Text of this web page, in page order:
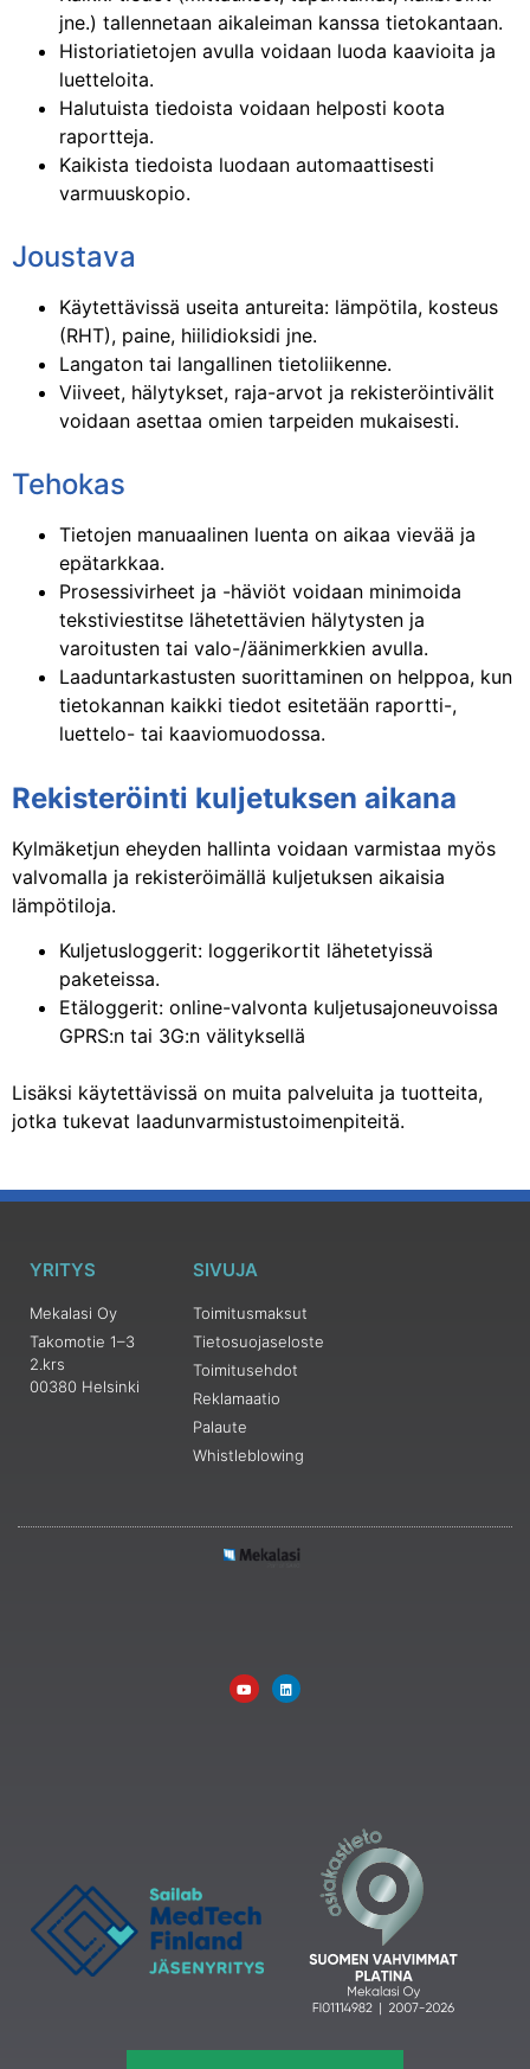
jne.) tallennetaan aikaleiman kanssa tietokantaan.
Historiatietojen avulla voidaan luoda kaavioita ja
luetteloita.
Halutuista tiedoista voidaan helposti koota
raportteja.
Kaikista tiedoista luodaan automaattisesti
varmuuskopio.
Joustava
Käytettävissä useita antureita: lämpötila, kosteus
(RHT), paine, hiilidioksidi jne.
Langaton tai langallinen tietoliikenne.
Viiveet, hälytykset, raja-arvot ja rekisteröintivälit
voidaan asettaa omien tarpeiden mukaisesti.
Tehokas
Tietojen manuaalinen luenta on aikaa vievää ja
epätarkkaa.
Prosessivirheet ja -häviöt voidaan minimoida
tekstiviestitse lähetettävien hälytysten ja
varoitusten tai valo-/äänimerkkien avulla.
Laaduntarkastusten suorittaminen on helppoa, kun
tietokannan kaikki tiedot esitetään raportti-,
luettelo- tai kaaviomuodossa.
Rekisteröinti kuljetuksen aikana
Kylmäketjun eheyden hallinta voidaan varmistaa myös
valvomalla ja rekisteröimällä kuljetuksen aikaisia
lämpötiloja.
Kuljetusloggerit: loggerikortit lähetetyissä
paketeissa.
Etäloggerit: online-valvonta kuljetusajoneuvoissa
GPRS:n tai 3G:n välityksellä
Lisäksi käytettävissä on muita palveluita ja tuotteita,
jotka tukevat laadunvarmistustoimenpiteitä.
YRITYS
Mekalasi Oy
Takomotie 1–3
2.krs
00380 Helsinki
SIVUJA
Toimitusmaksut
Tietosuojaseloste
Toimitusehdot
Reklamaatio
Palaute
Whistleblowing